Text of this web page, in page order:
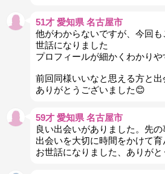
51才 愛知県 名古屋市
他がわからないですが、今回
世話になりました
プロフィールが細かくわかり
前回同様いいなと思える方と出
ありがとうございました😊
59才 愛知県 名古屋市
良い出会いがありました。先
出会いを大切に時間をかけて育
お世話になりました、ありがと